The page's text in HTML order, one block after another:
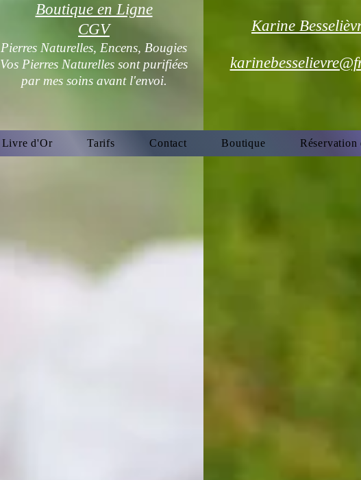
Boutique en Ligne
CGV
Pierres Naturelles, Encens, Bougies
Vos Pierres Naturelles sont purifiées
par mes soins avant l'envoi.
Karine
Livre d'Or Tarifs Contact Boutique Réservation